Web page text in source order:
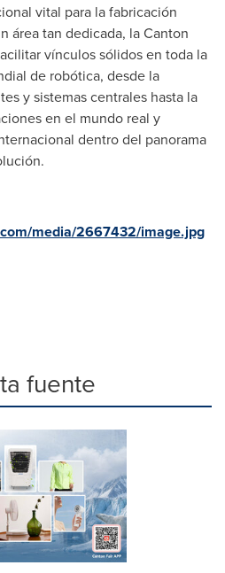
vital para la fabricación
área tan dedicada, la Canton
vínculos sólidos en toda la
de robótica, desde la
y sistemas centrales hasta la
en el mundo real y
dentro del panorama
media/2667432/image.jpg
fuente